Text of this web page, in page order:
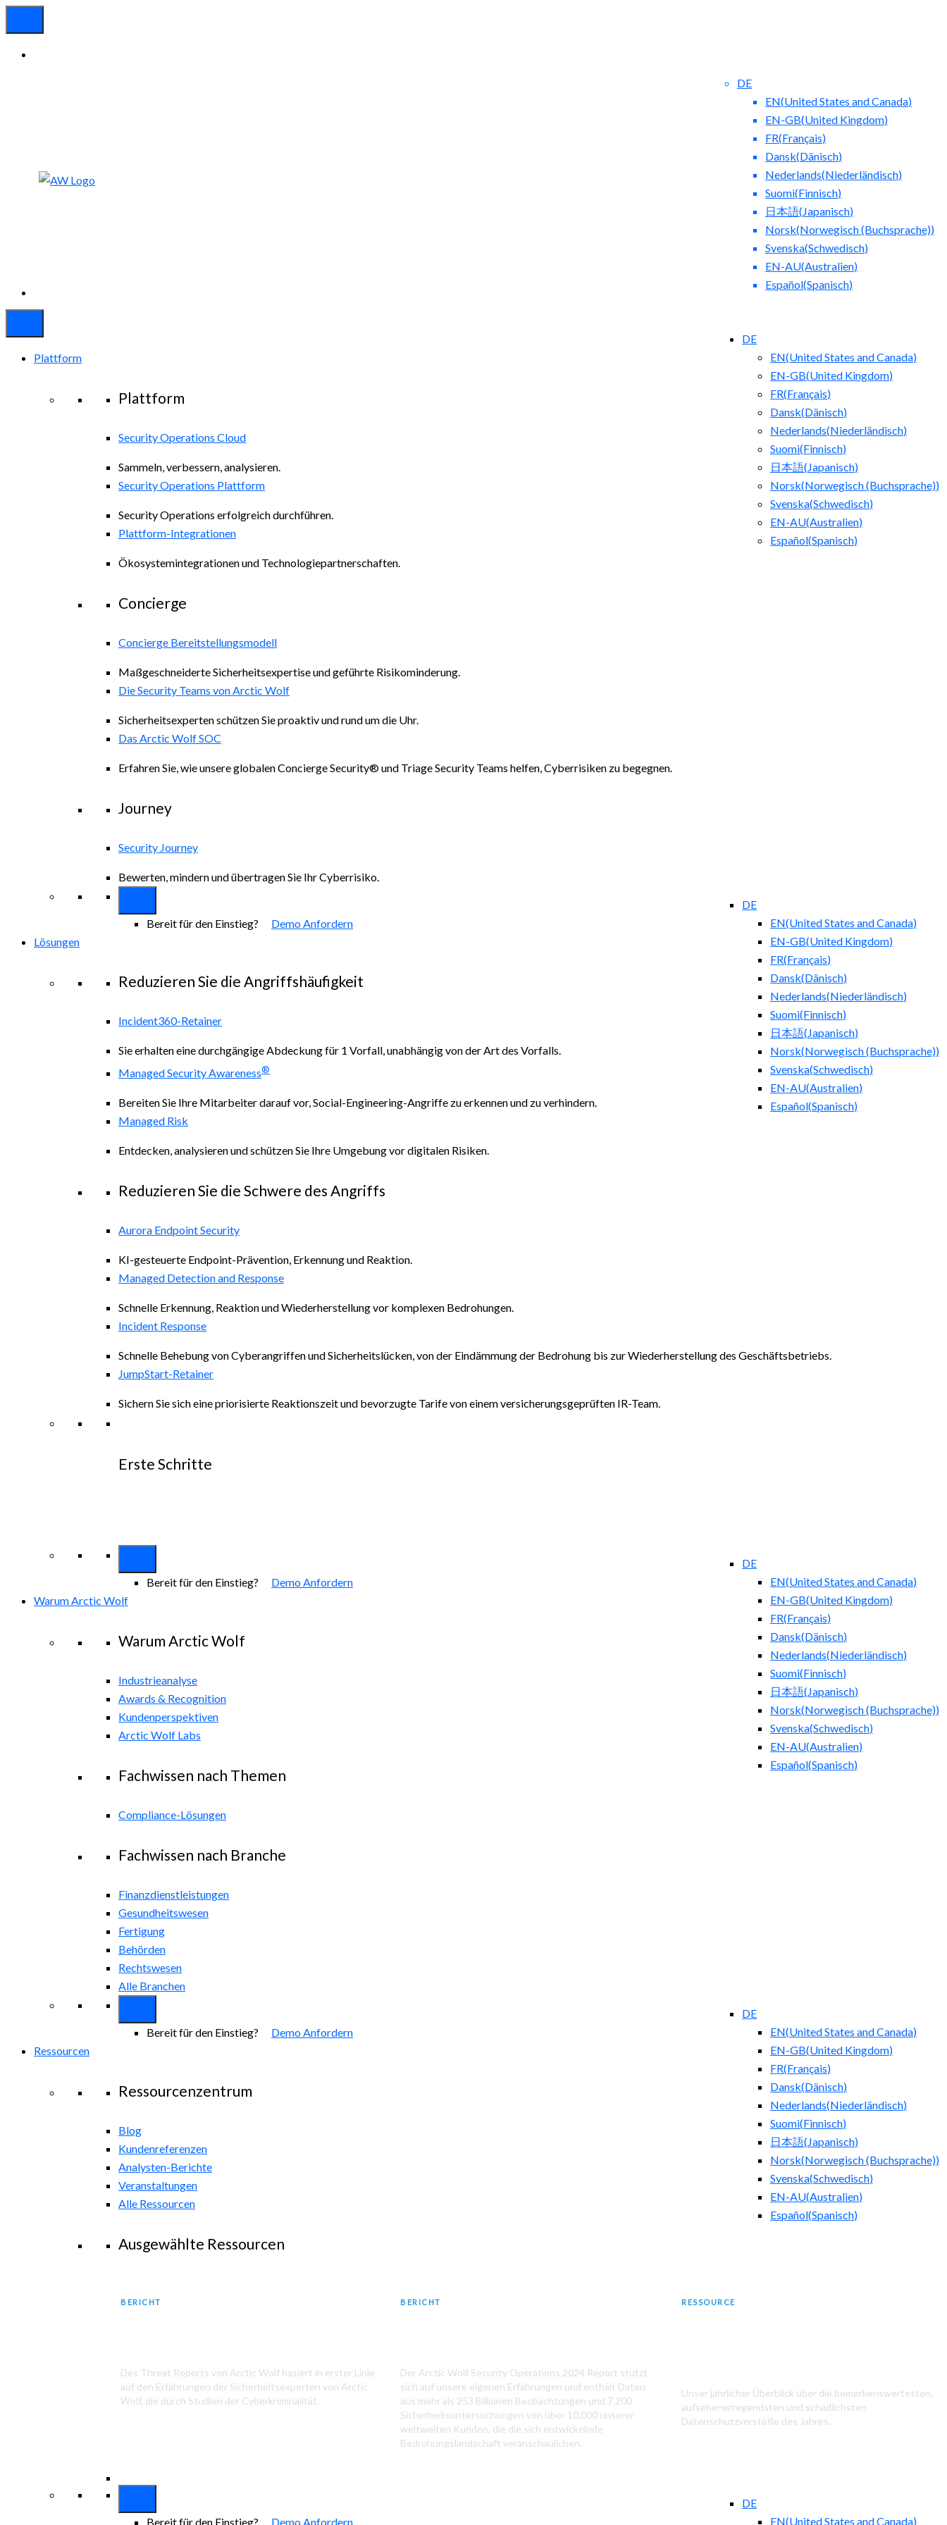
DE
EN(United States and Canada)
EN-GB(United Kingdom)
FR(Français)
Dansk(Dänisch)
Nederlands(Niederländisch)
Suomi(Finnisch)
日本語(Japanisch)
Norsk(Norwegisch (Buchsprache))
Svenska(Schwedisch)
EN-AU(Australien)
Español(Spanisch)
DE
EN(United States and Canada)
EN-GB(United Kingdom)
FR(Français)
Dansk(Dänisch)
Nederlands(Niederländisch)
Suomi(Finnisch)
日本語(Japanisch)
Norsk(Norwegisch (Buchsprache))
Svenska(Schwedisch)
EN-AU(Australien)
Español(Spanisch)
Plattform
Plattform
Security Operations Cloud
Sammeln, verbessern, analysieren.
Security Operations Plattform
Security Operations erfolgreich durchführen.
Plattform-Integrationen
Ökosystemintegrationen und Technologiepartnerschaften.
Concierge
Concierge Bereitstellungsmodell
Maßgeschneiderte Sicherheitsexpertise und geführte Risikominderung.
Die Security Teams von Arctic Wolf
Sicherheitsexperten schützen Sie proaktiv und rund um die Uhr.
Das Arctic Wolf SOC
Erfahren Sie, wie unsere globalen Concierge Security® und Triage Security Teams helfen, Cyberrisiken zu begegnen.
Journey
Security Journey
Bewerten, mindern und übertragen Sie Ihr Cyberrisiko.
DE
EN(United States and Canada)
EN-GB(United Kingdom)
FR(Français)
Dansk(Dänisch)
Nederlands(Niederländisch)
Suomi(Finnisch)
日本語( Japanisch)
Norsk(Norwegisch (Buchsprache))
Svenska(Schwedisch)
EN-AU(Australien)
Español(Spanisch)
Bereit für den Einstieg? Demo Anfordern
Lösungen
Reduzieren Sie die Angriffshäufigkeit
Incident360-Retainer
Sie erhalten eine durchgängige Abdeckung für 1 Vorfall, unabhängig von der Art des Vorfalls.
Managed Security Awareness®
Bereiten Sie Ihre Mitarbeiter darauf vor, Social-Engineering-Angriffe zu erkennen und zu verhindern.
Managed Risk
Entdecken, analysieren und schützen Sie Ihre Umgebung vor digitalen Risiken.
Reduzieren Sie die Schwere des Angriffs
Aurora Endpoint Security
KI-gesteuerte Endpoint-Prävention, Erkennung und Reaktion.
Managed Detection and Response
Schnelle Erkennung, Reaktion und Wiederherstellung vor komplexen Bedrohungen.
Incident Response
Schnelle Behebung von Cyberangriffen und Sicherheitslücken, von der Eindämmung der Bedrohung bis zur Wiederherstellung des Geschäftsbetriebs.
JumpStart-Retainer
Sichern Sie sich eine priorisierte Reaktionszeit und bevorzugte Tarife von einem versicherungsgeprüften IR-Team.
Erste Schritte
DE
EN(United States and Canada)
EN-GB(United Kingdom)
FR(Français)
Dansk(Dänisch)
Nederlands(Niederländisch)
Suomi(Finnisch)
日本語(Japanisch)
Norsk(Norwegisch (Buchsprache))
Svenska(Schwedisch)
EN-AU(Australien)
Español(Spanisch)
Bereit für den Einstieg? Demo Anfordern
Warum Arctic Wolf
Warum Arctic Wolf
Industrieanalyse
Awards & Recognition
Kundenperspektiven
Arctic Wolf Labs
Fachwissen nach Themen
Compliance-Lösungen
Fachwissen nach Branche
Finanzdienstleistungen
Gesundheitswesen
Fertigung
Behörden
Rechtswesen
Alle Branchen
DE
EN(United States and Canada)
EN-GB(United Kingdom)
FR(Français)
Dansk(Dänisch)
Nederlands(Niederländisch)
Suomi(Finnisch)
日本語(Japanisch)
Norsk(Norwegisch (Buchsprache))
Svenska(Schwedisch)
EN-AU(Australien)
Español(Spanisch)
Bereit für den Einstieg? Demo Anfordern
Ressourcen
Ressourcenzentrum
Blog
Kundenreferenzen
Analysten-Berichte
Veranstaltungen
Alle Ressourcen
Ausgewählte Ressourcen
BERICHT
Des Threat Reports von Arctic Wolf basiert in erster Linie
auf den Erfahrungen der Sicherheitsexperten von Arctic
Wolf, die durch Studien der Cyberkriminalität.
BERICHT
Der Arctic Wolf Security Operations 2024 Report stützt
sich auf unsere eigenen Erfahrungen und enthält Daten
aus mehr als 253 Billionen Beobachtungen und 7.200
Sicherheitsuntersuchungen von über 10.000 unserer
weltweiten Kunden, die die sich entwickelnde
Bedrohungslandschaft veranschaulichen.
RESSOURCE
Unser jährlicher Überblick über die bemerkenswertesten,
aufsehenerregendsten und schädlichsten
Datenschutzverstöße des Jahres.
DE
EN(United States and Canada)
Bereit für den Einstieg? Demo Anfordern